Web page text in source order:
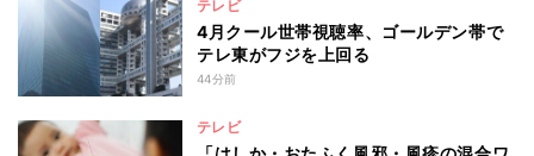
テレビ
4月クール世帯視聴率、ゴールデン帯で
テレ東がフジを上回る
44分前
テレビ